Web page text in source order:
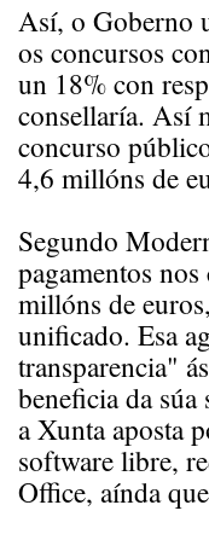
Así, o Goberno
os concursos
un 18% con
consellaría. Así
concurso
4,6 millóns de
Segundo
pagamentos
millóns de
unificado. Esa
transparencia"
beneficia da
a Xunta aposta
software libre,
Office, aínda